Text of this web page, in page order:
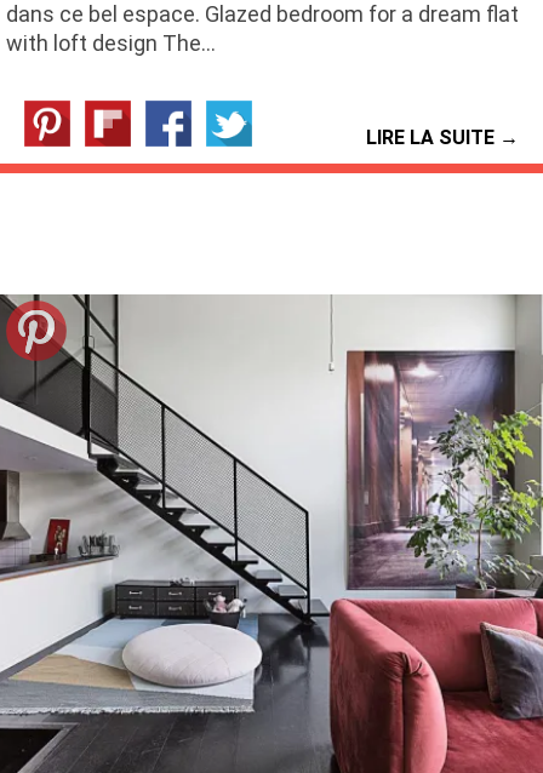
dans ce bel espace. Glazed bedroom for a dream flat
with loft design The…
LIRE LA SUITE →